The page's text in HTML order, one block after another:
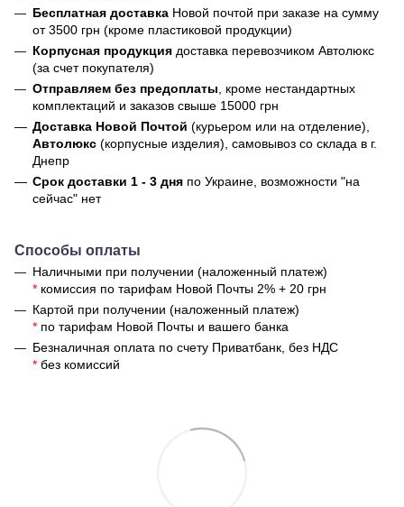
Бесплатная доставка Новой почтой при заказе на сумму
от 3500 грн (кроме пластиковой продукции)
Корпусная продукция доставка перевозчиком Автолюкс
(за счет покупателя)
Отправляем без предоплаты , кроме нестандартных
комплектаций и заказов свыше 15000 грн
Доставка Новой Почтой (курьером или на отделение),
Автолюкс (корпусные изделия), самовывоз со склада в г.
Днепр
Срок доставки 1 - 3 дня по Украине, возможности "на
сейчас" нет
Способы оплаты
Наличными при получении (наложенный платеж)
* комиссия по тарифам Новой Почты 2% + 20 грн
Картой при получении (наложенный платеж)
* по тарифам Новой Почты и вашего банка
Безналичная оплата по счету Приватбанк, без НДС
* без комиссий